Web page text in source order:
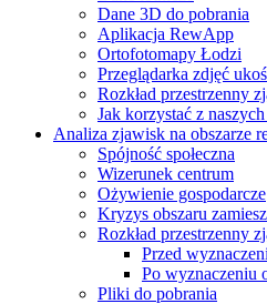
Dane 3D do pobrania
Aplikacja RewApp
Ortofotomapy Łodzi
Przeglądarka zdjęć
Rozkład przestrzenny
Jak korzystać z
Analiza zjawisk na obszarze
Spójność społeczna
Wizerunek centrum
Ożywienie gospodarcze
Kryzys obszaru
Rozkład przestrzenny
Przed
Po wyznaczeniu
Pliki do pobrania